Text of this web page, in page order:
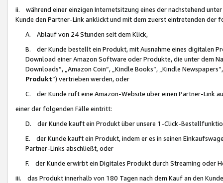
ii. während einer einzigen Internetsitzung eines der nachstehend
Kunde den Partner-Link anklickt und mit dem zuerst eintretenden der
A. Ablauf von 24 Stunden seit dem Klick,
B. der Kunde bestellt ein Produkt, mit Ausnahme eines digitalen
Download einer Amazon Software oder Produkte, die unter dem
Downloads“, „Amazon Coin“, „Kindle Books“, „Kindle
Produkt“) vertrieben werden, oder
C. der Kunde ruft eine Amazon-Website über einen Partner-Link
einer der folgenden Fälle eintritt:
D. der Kunde kauft ein Produkt über unsere 1-Click-
E. der Kunde kauft ein Produkt, indem er es in seinen
Partner-Links abschließt, oder
F. der Kunde erwirbt ein Digitales Produkt durch Streaming oder
iii. das Produkt innerhalb von 180 Tagen nach dem Kauf an den